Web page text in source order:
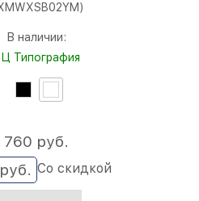
В наличии:
Типография
руб. Со скидкой
760 руб.